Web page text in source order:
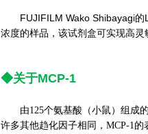
FUJIFILM Wako Shibayagi的
浓度的样品，该试剂盒可实现高灵
◆关于MCP-1
由125个氨基酸（小鼠）组成
许多其他趋化因子相同，MCP-1